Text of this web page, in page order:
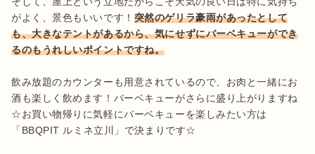
がよく、景色もいいです！ 突然のゲリラ豪雨があったとして
も、大きなテントがあるから、気にせずにバーベキューができ
るのもうれしいポイントですね。
飲み放題のカウンターも用意されているので、お肉と一緒にお
酒も楽しく飲めます！バーベキューがさらに盛り上がりますね
☆お買い物帰りに気軽にバーベキューを楽しみたい方は
「BBQPIT ルミネ立川」で決まりです☆